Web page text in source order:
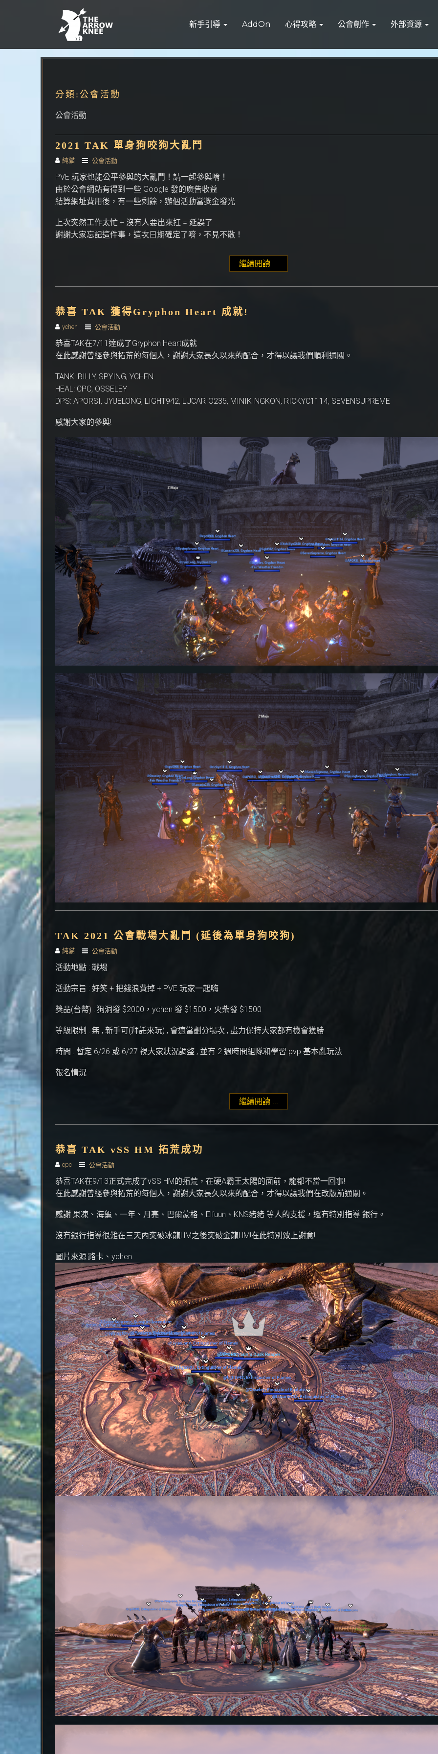
新手引導 AddOn 心得攻略 公會創作 外部資源
分類: 公會活動
公會活動
2021 TAK 單身狗咬狗大亂鬥
純貓 公會活動
PVE 玩家也能公平參與的大亂鬥！請一起參與唷！
由於公會網站有得到一些 Google 發的廣告收益
結算網址費用後，有一些剩餘，辦個活動當獎金發光
上次突然工作太忙 + 沒有人要出來扛 = 延誤了
謝謝大家忘記這件事，這次日期確定了唷，不見不散！
繼續閱讀 ...
恭喜 TAK 獲得Gryphon Heart 成就!
ychen 公會活動
恭喜TAK在7/11達成了Gryphon Heart成就
在此感謝曾經參與拓荒的每個人，謝謝大家長久以來的配合，才得以讓我們順利通關。
TANK: BILLY, SPYING, YCHEN
HEAL: CPC, OSSELEY
DPS: APORSI, JYUELONG, LIGHT942, LUCARIO235, MINIKINGKON, RICKYC1114, SEVENSUPREME
感謝大家的參與!
TAK 2021 公會戰場大亂鬥 (延後為單身狗咬狗)
純貓 公會活動
活動地點 : 戰場
活動宗旨 : 好笑 + 把錢浪費掉 + PVE 玩家一起嗨
獎品(台幣) : 狗洞發 $2000，ychen 發 $1500，火柴發 $1500
等級限制 : 無 , 新手可(拜託來玩) , 會適當劃分場次 , 盡力保持大家都有機會獲勝
時間 : 暫定 6/26 或 6/27 視大家狀況調整 , 並有 2 週時間組隊和學習 pvp 基本亂玩法
報名情況 :
繼續閱讀 ...
恭喜 TAK vSS HM 拓荒成功
cpc 公會活動
恭喜TAK在9/13正式完成了vSS HM的拓荒，在硬A霸王太陽的面前，龍都不當一回事!
在此感謝曾經參與拓荒的每個人，謝謝大家長久以來的配合，才得以讓我們在改版前通關。
感謝 果凍、海龜、一年、月亮、巴爾蒙格、Elfuun、KNS豬豬 等人的支援，還有特別指導 銀行。
沒有銀行指導很難在三天內突破冰龍HM之後突破金龍HM!在此特別致上謝意!
圖片來源:路卡、ychen